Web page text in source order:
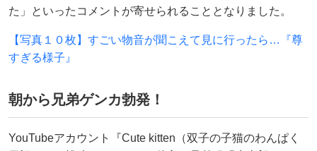
た」といったコメントが寄せられることとなりました。
【写真１０枚】すごい物音が聞こえて見に行ったら…『尊
すぎる様子』
朝から兄弟ゲンカ勃発！
YouTubeアカウント『Cute kitten（双子の子猫のわんぱく